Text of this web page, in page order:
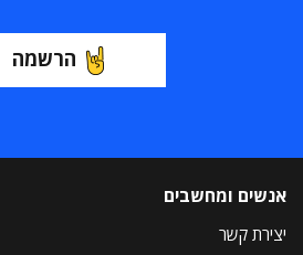
הרשמה
אנשים ומחשבים
יצירת קשר